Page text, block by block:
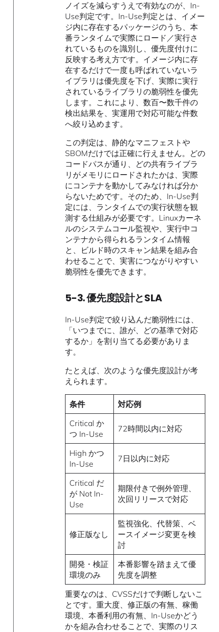
ノイズを減らすうえで有効なのが、In-
Use判定です。In-Use判定とは、イメー
ジ内に存在するパッケージのうち、本
番ランタイムで実際にロード／実行さ
れているものを識別し、優先度付けに
反映する考え方です。イメージ内に存
在するだけで一度も呼ばれていないラ
イブラリは優先度を下げ、実際に実行
されているライブラリの脆弱性を優先
します。これにより、数百〜数千件の
検出結果を、実運用で対応可能な件数
へ絞り込めます。
この判定は、静的なマニフェストや
SBOMだけでは正確に行えません。どの
コードパスが通り、どの共有ライブラ
リがメモリにロードされたかは、実際
にコンテナを動かしてみなければ分か
らないためです。そのため、In-Use判
定には、ランタイムでの実行状態を観
測する仕組みが必要です。Linuxカーネ
ルのシステムコール監視や、実行中コ
ンテナから得られるランタイム情報
と、ビルド時のスキャン結果を組み合
わせることで、実害につながりやすい
脆弱性を優先できます。
5-3. 優先度設計とSLA
In-Use判定で絞り込んだ脆弱性には、
「いつまでに、誰が、どの基準で対応
するか」を割り当てる必要がありま
す。
たとえば、次のような優先度設計が考
えられます。
条件
対応例
Critical か
つ In-Use
72時間以内に対応
High かつ
In-Use
7日以内に対応
Critical だ
が Not In-
Use
期限付きで例外管理、
次回リリースで対応
修正版なし
監視強化、代替策、ベ
ースイメージ変更を検
討
開発・検証
環境のみ
本番影響を踏まえて優
先度を調整
重要なのは、CVSSだけで判断しないこ
とです。重大度、修正版の有無、稼働
環境、本番利用の有無、In-Useかどう
かを組み合わせることで、実際のリス